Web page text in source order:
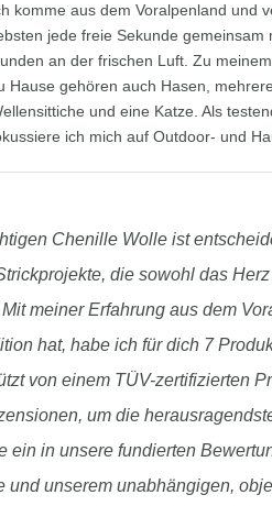
komme aus dem Voralpenland und
jede freie Sekunde gemeinsam
an der frischen Luft. Zu
Hause gehören auch Hasen,
und eine Katze. Als
ich mich auf Outdoor- und
Chenille Wolle ist
die sowohl das
meiner Erfahrung aus dem
hat, habe ich für dich 7
von einem TÜV-zertifizierten
um die
ein in unsere fundierten
und unserem unabhängigen,